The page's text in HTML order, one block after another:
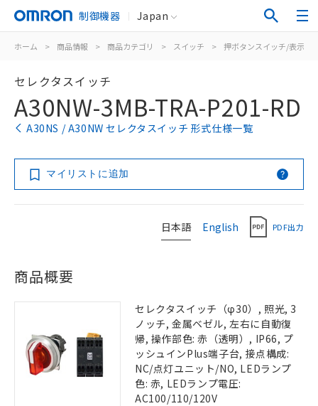
制御機器 Japan
ホーム > 商品情報 > 商品カテゴリ > スイッチ > 押ボタンスイッチ/表示灯
セレクタスイッチ
A30NW-3MB-TRA-P201-RD
A30NS / A30NW セレクタスイッチ 形式仕様一覧
マイリストに追加
日本語 English PDF出力
商品概要
セレクタスイッチ（φ30）, 照光, 3
ノッチ, 金属ベゼル, 左右に自動復
帰, 操作部色: 赤（透明）, IP66, プ
ッシュインPlus端子台, 接点構成:
NC/点灯ユニット/NO, LEDランプ
色: 赤, LEDランプ電圧:
AC100/110/120V